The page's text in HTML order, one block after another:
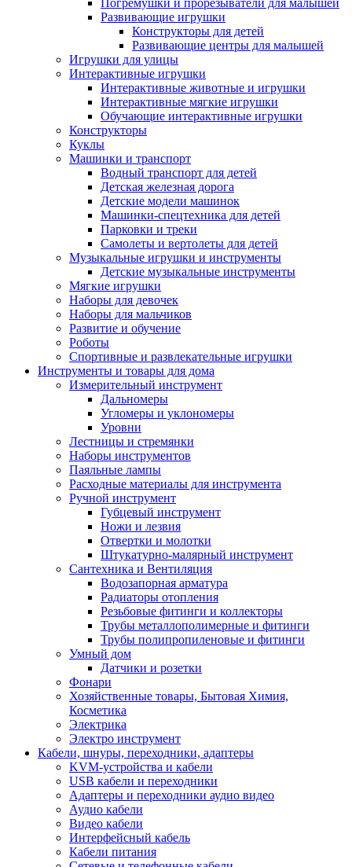
Погремушки и прорезыватели для малышей
Развивающие игрушки
Конструкторы для детей
Развивающие центры для малышей
Игрушки для улицы
Интерактивные игрушки
Интерактивные животные и игрушки
Интерактивные мягкие игрушки
Обучающие интерактивные игрушки
Конструкторы
Куклы
Машинки и транспорт
Водный транспорт для детей
Детская железная дорога
Детские модели машинок
Машинки-спецтехника для детей
Парковки и треки
Самолеты и вертолеты для детей
Музыкальные игрушки и инструменты
Детские музыкальные инструменты
Мягкие игрушки
Наборы для девочек
Наборы для мальчиков
Развитие и обучение
Роботы
Спортивные и развлекательные игрушки
Инструменты и товары для дома
Измерительный инструмент
Дальномеры
Угломеры и уклономеры
Уровни
Лестницы и стремянки
Наборы инструментов
Паяльные лампы
Расходные материалы для инструмента
Ручной инструмент
Губцевый инструмент
Ножи и лезвия
Отвертки и молотки
Штукатурно-малярный инструмент
Сантехника и Вентиляция
Водозапорная арматура
Радиаторы отопления
Резьбовые фитинги и коллекторы
Трубы металлополимерные и фитинги
Трубы полипропиленовые и фитинги
Умный дом
Датчики и розетки
Фонари
Хозяйственные товары, Бытовая Химия,
Косметика
Электрика
Электро инструмент
Кабели, шнуры, переходники, адаптеры
KVM-устройства и кабели
USB кабели и переходники
Адаптеры и переходники аудио видео
Аудио кабели
Видео кабели
Интерфейсный кабель
Кабели питания